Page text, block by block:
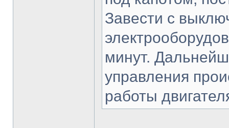
Завести с
минут.
управления
работы